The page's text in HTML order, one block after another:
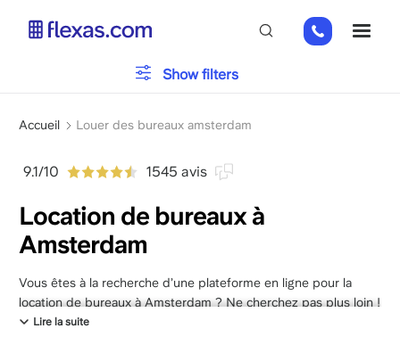
+31
85
Fil
Accueil Louer des bureaux amsterdam
9.1/10 1545 avis
Location de bureaux à
Amsterdam
Vous êtes à la recherche d’une plateforme en ligne pour la
location de bureaux à Amsterdam ? Ne cherchez pas plus loin !
Ville charmante et cosmopolite, Amsterdam est le lieu de
Lire la suite
Typologie du bureau
Parking
Installations
Show filters